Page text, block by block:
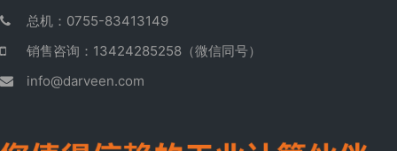
总机：0755-83413149
销售咨询：13424285258（微信同号）
info@darveen.com